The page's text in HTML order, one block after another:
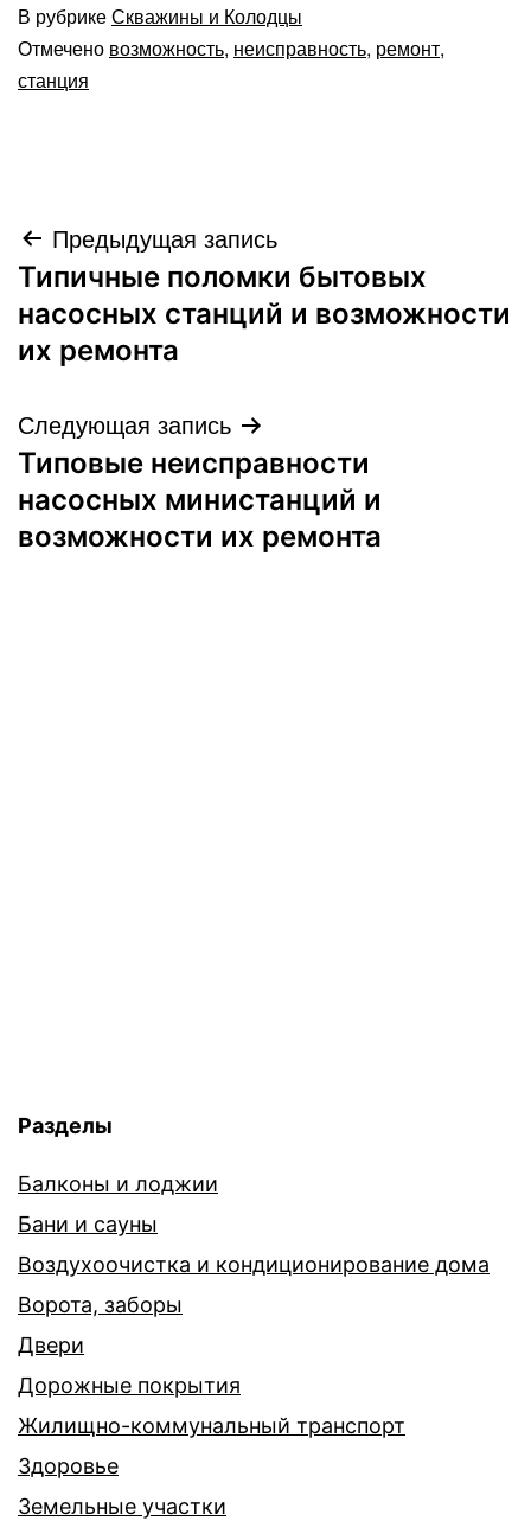
В рубрикеСкважины и Колодцы
Отмечено возможность, неисправность, ремонт,
станция
Навигация
по
записям
Предыдущая запись
Типичные поломки бытовых
насосных станций и возможности
их ремонта
Следующая запись
Типовые неисправности
насосных министанций и
возможности их ремонта
Разделы
Балконы и лоджии
Бани и сауны
Воздухоочистка и кондиционирование дома
Ворота, заборы
Двери
Дорожные покрытия
Жилищно-коммунальный транспорт
Здоровье
Земельные участки